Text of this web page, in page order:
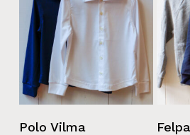
Polo Vilma